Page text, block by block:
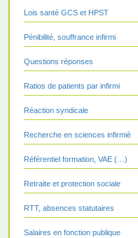
Lois santé GCS et HPST
Pénibilité, souffrance infirmi
Questions réponses
Ratios de patients par infirmi
Réaction syndicale
Recherche en sciences infirmiè
Référentiel formation, VAE (…)
Retraite et protection sociale
RTT, absences statutaires
Salaires en fonction publique